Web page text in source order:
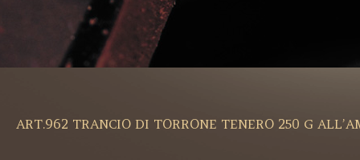
ART.962 TRANCIO DI TORRONE TENERO 250 G